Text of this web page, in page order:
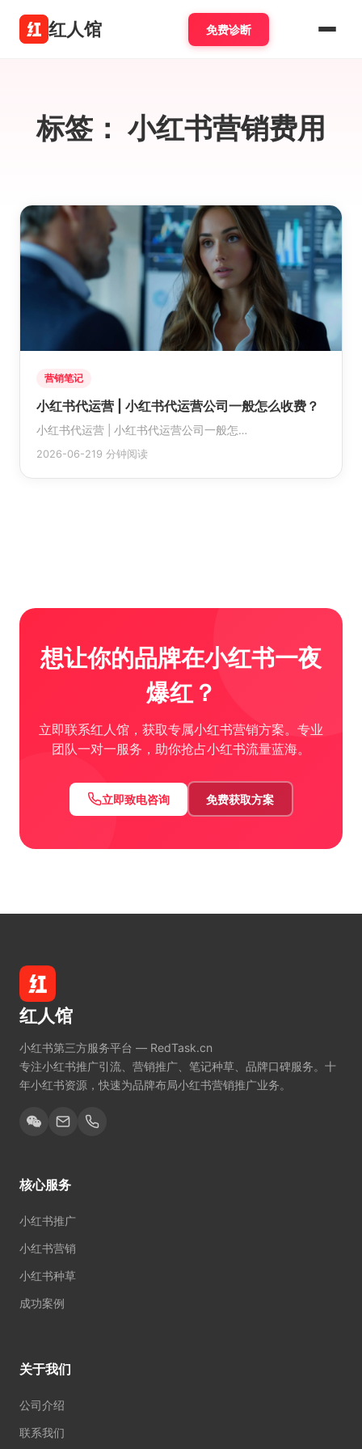
红人馆 免费诊断
标签： 小红书营销费用
营销笔记
小红书代运营 | 小红书代运营公司一般怎么收费？
小红书代运营 | 小红书代运营公司一般怎…
2026-06-21 9 分钟阅读
想让你的品牌在小红书一夜
爆红？
立即联系红人馆，获取专属小红书营销方案。专业
团队一对一服务，助你抢占小红书流量蓝海。
立即致电咨询 免费获取方案
红人馆
小红书第三方服务平台 — RedTask.cn
专注小红书推广引流、营销推广、笔记种草、品牌口碑服务。十
年小红书资源，快速为品牌布局小红书营销推广业务。
核心服务
小红书推广
小红书营销
小红书种草
成功案例
关于我们
公司介绍
联系我们